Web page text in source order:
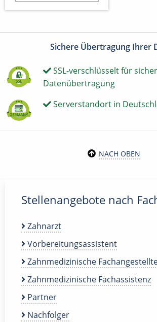
Sichere Übertragung Ihrer
SSL-verschlüsselt für
Datenübertragung
Serverstandort in
NACH OBEN
Stellenangebote nach
Zahnarzt
Vorbereitungsassistent
Zahnmedizinische
Zahnmedizinische Fachassistenz
Partner
Nachfolger